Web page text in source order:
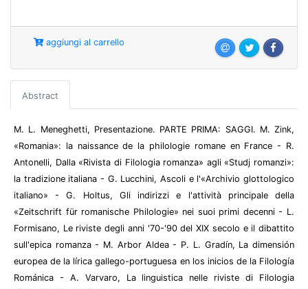
aggiungi al carrello
Abstract
M. L. Meneghetti, Presentazione. PARTE PRIMA: SAGGI. M. Zink,
«Romania»: la naissance de la philologie romane en France - R.
Antonelli, Dalla «Rivista di Filologia romanza» agli «Studj romanzi»:
la tradizione italiana - G. Lucchini, Ascoli e l'«Archivio glottologico
italiano» - G. Holtus, Gli indirizzi e l'attività principale della
«Zeitschrift für romanische Philologie» nei suoi primi decenni - L.
Formisano, Le riviste degli anni '70-'90 del XIX secolo e il dibattito
sull'epica romanza - M. Arbor Aldea - P. L. Gradín, La dimensión
europea de la lírica gallego-portuguesa en los inicios de la Filología
Románica - A. Varvaro, La linguistica nelle riviste di Filologia